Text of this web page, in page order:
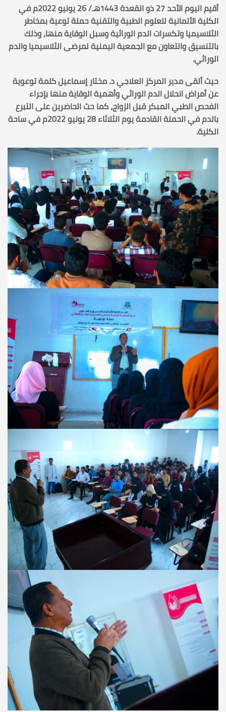
أقيم اليوم الأحد 27 ذو القعدة 1443هـ/ 26 يونيو 2022م في
الكلية الألمانية للعلوم الطبية والتقنية حملة توعية بمخاطر
الثلاسيميا وتكسرات الدم الوراثية وسبل الوقاية منها، وذلك
بالتنسيق والتعاون مع الجمعية اليمنية لمرضى الثلاسيميا والدم
الوراثي.
حيث ألقى مدير المركز العلاجي د. مختار إسماعيل كلمة توعوية
عن أمراض انحلال الدم الوراثي وأهمية الوقاية منها بإجراء
الفحص الطبي المبكر قبل الزواج، كما حث الحاضرين على التبرع
بالدم في الحملة القادمة يوم الثلاثاء 28 يونيو 2022م في ساحة
الكلية.